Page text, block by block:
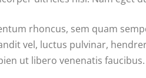
rhoncus, sem quam
vel, luctus pulvinar,
ut libero venenatis